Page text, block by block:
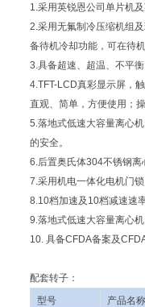
1.采用英锐恩公司单片机
2.采用无氟制冷压缩机组
备待机冷却功能，可在待
3.具备超速、超温、不平
4.TFT-LCD真彩显示屏，
直观、简单，方便使用；
5.落地式低速大容量离心
的安全。
6.后置奥氏体304不锈钢
7.采用机电一体化电机门
8.10档加速及10档减速速
9.落地式低速大容量离心
10. 具备CFDA备案及
配套转子：
型号
产品名称